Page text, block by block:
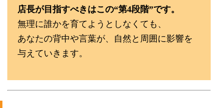
店長が目指すべきはこの“第4段階”です。
無理に誰かを育てようとしなくても、
あなたの背中や言葉が、自然と周囲に影響を
与えていきます。